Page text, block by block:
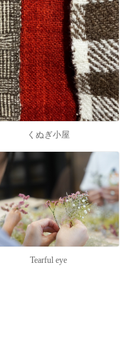
くぬぎ小屋
Tearful eye